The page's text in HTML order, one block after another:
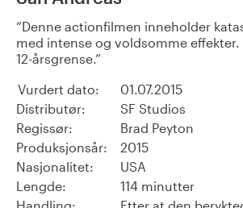
Denne actionfilmen inneholder
med intense og voldsomme
12-årsgrense.
Vurdert dato:
01.07.2015
Distributør:
SF Studios
Regissør:
Brad Peyton
Produksjonsår:
2015
Nasjonalitet:
USA
Lengde:
114 minutter